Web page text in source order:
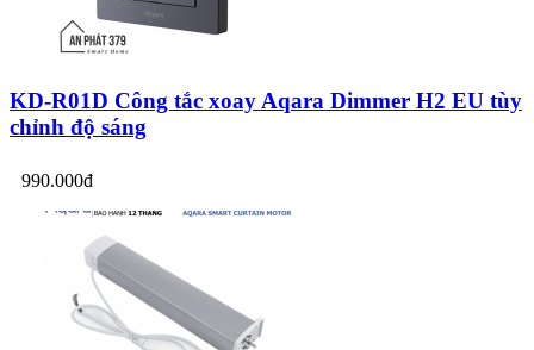
KD-R01D Công tắc xoay Aqara Dimmer H2 EU tùy
chỉnh độ sáng
990.000đ